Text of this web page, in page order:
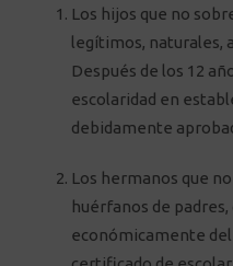
Los hijos que no
legítimos, naturales,
Después de los 12
escolaridad en
debidamente
Los hermanos que
huérfanos de
económicamente del